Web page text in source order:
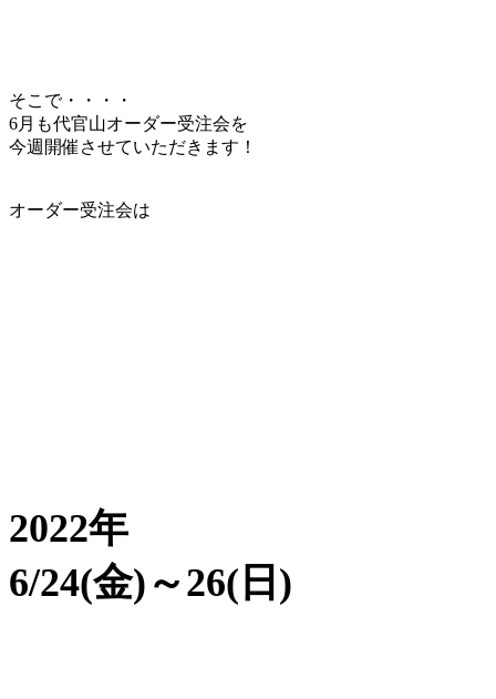
そこで・・・・
6月も代官山オーダー受注会を
今週開催させていただきます！
オーダー受注会は
2022年
6/24(金)～26(日)